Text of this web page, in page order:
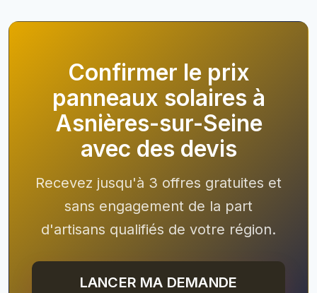
Confirmer le prix
panneaux solaires à
Asnières-sur-Seine
avec des devis
Recevez jusqu'à 3 offres gratuites et
sans engagement de la part
d'artisans qualifiés de votre région.
LANCER MA DEMANDE